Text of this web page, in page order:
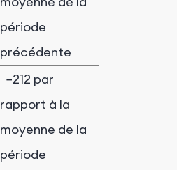
période
précédente
−212 par
rapport à la
moyenne de la
période